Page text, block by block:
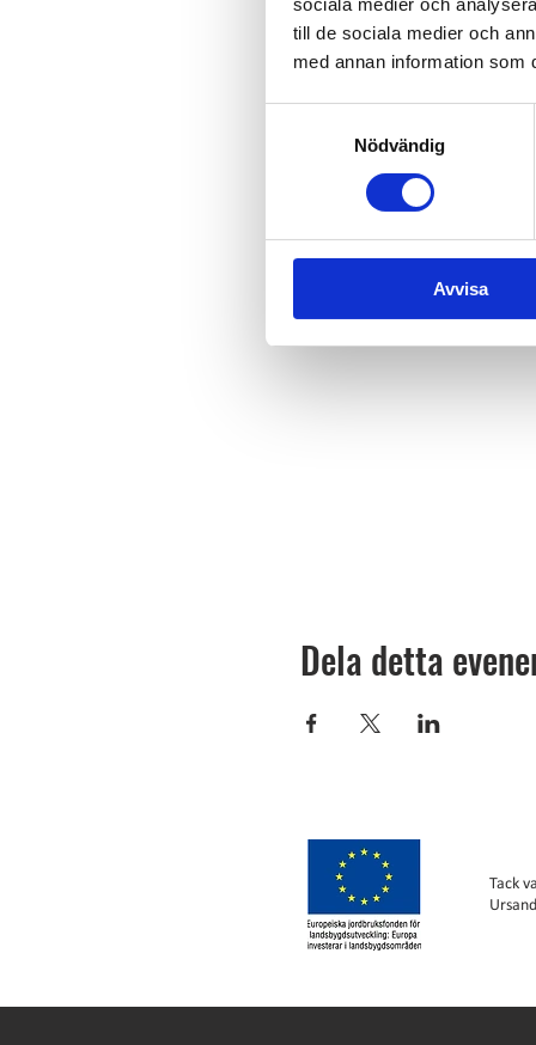
till de sociala medier och
med annan information som
Nödvändig
Avvisa
Våra pirater bjuder in alla
Piratshowen spelas varje
Välkomna ombord!
Dela detta
Tack